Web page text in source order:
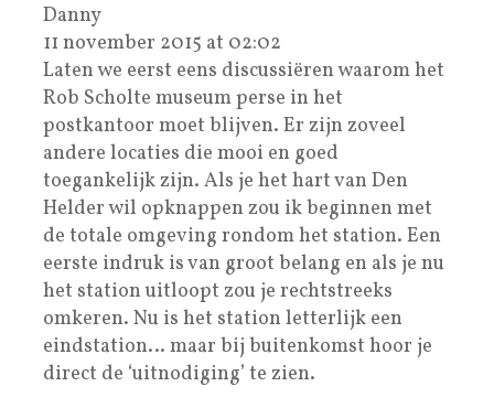
Danny
11 november 2015 at 02:02
Laten we eerst eens discussiëren waarom het
Rob Scholte museum perse in het
postkantoor moet blijven. Er zijn zoveel
andere locaties die mooi en goed
toegankelijk zijn. Als je het hart van Den
Helder wil opknappen zou ik beginnen met
de totale omgeving rondom het station. Een
eerste indruk is van groot belang en als je nu
het station uitloopt zou je rechtstreeks
omkeren. Nu is het station letterlijk een
eindstation… maar bij buitenkomst hoor je
direct de ‘uitnodiging’ te zien.